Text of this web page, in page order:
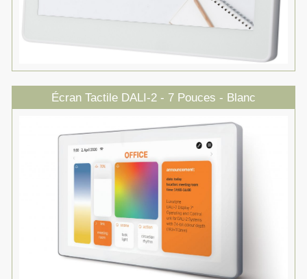
Écran Tactile DALI-2 - 7 Pouces - Blanc